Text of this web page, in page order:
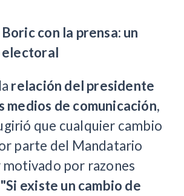
con la prensa: un
relación del presidente
medios de comunicación,
que cualquier cambio
parte del Mandatario
por razones
"Si existe un cambio de